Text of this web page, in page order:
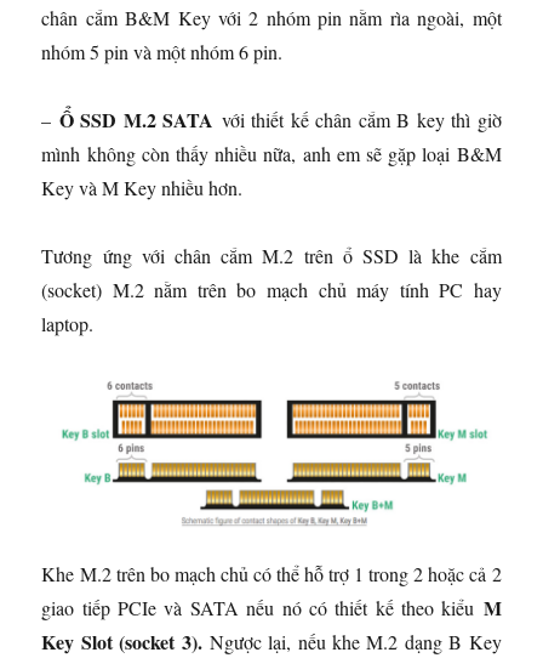
chân cắm B&M Key với 2 nhóm pin nằm rìa ngoài, một
nhóm 5 pin và một nhóm 6 pin.
– Ổ SSD M.2 SATA với thiết kế chân cắm B key thì giờ
mình không còn thấy nhiều nữa, anh em sẽ gặp loại B&M
Key và M Key nhiều hơn.
Tương ứng với chân cắm M.2 trên ổ SSD là khe cắm
(socket) M.2 nằm trên bo mạch chủ máy tính PC hay
laptop.
Khe M.2 trên bo mạch chủ có thể hỗ trợ 1 trong 2 hoặc cả 2
giao tiếp PCIe và SATA nếu nó có thiết kế theo kiểu M
Key Slot (socket 3).Ngược lại, nếu khe M.2 dạng B Key